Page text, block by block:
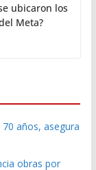
ubicaron los
Meta?
años, asegura
obras por